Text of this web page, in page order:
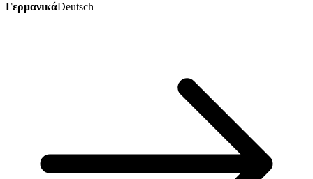
ΓερμανικάDeutsch